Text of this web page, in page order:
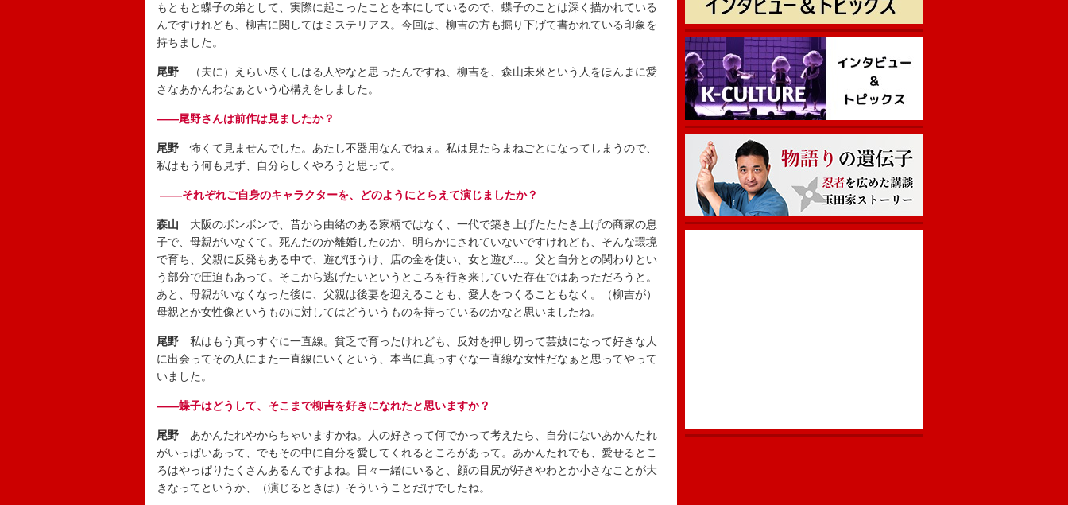
もともと蝶子の弟として、実際に起こったことを本にしているので、蝶子のことは深く描かれている
んですけれども、柳吉に関してはミステリアス。今回は、柳吉の方も掘り下げて書かれている印象を
持ちました。
尾野 （夫に）えらい尽くしはる人やなと思ったんですね、柳吉を、森山未來という人をほんまに愛
さなあかんわなぁという心構えをしました。
――尾野さんは前作は見ましたか？
尾野 怖くて見ませんでした。あたし不器用なんでねぇ。私は見たらまねごとになってしまうので、
私はもう何も見ず、自分らしくやろうと思って。
――それぞれご自身のキャラクターを、どのようにとらえて演じましたか？
森山 大阪のボンボンで、昔から由緒のある家柄ではなく、一代で築き上げたたたき上げの商家の息
子で、母親がいなくて。死んだのか離婚したのか、明らかにされていないですけれども、そんな環境
で育ち、父親に反発もある中で、遊びほうけ、店の金を使い、女と遊び…。父と自分との関わりとい
う部分で圧迫もあって。そこから逃げたいというところを行き来していた存在ではあっただろうと。
あと、母親がいなくなった後に、父親は後妻を迎えることも、愛人をつくることもなく。（柳吉が）
母親とか女性像というものに対してはどういうものを持っているのかなと思いましたね。
尾野 私はもう真っすぐに一直線。貧乏で育ったけれども、反対を押し切って芸妓になって好きな人
に出会ってその人にまた一直線にいくという、本当に真っすぐな一直線な女性だなぁと思ってやって
いました。
――蝶子はどうして、そこまで柳吉を好きになれたと思いますか？
尾野 あかんたれやからちゃいますかね。人の好きって何でかって考えたら、自分にないあかんたれ
がいっぱいあって、でもその中に自分を愛してくれるところがあって。あかんたれでも、愛せるとこ
ろはやっぱりたくさんあるんですよね。日々一緒にいると、顔の目尻が好きやわとか小さなことが大
きなってというか、（演じるときは）そういうことだけでしたね。